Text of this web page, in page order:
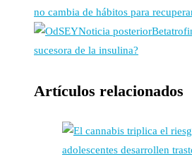
no cambia de hábitos para
Noticia posterior
sucesora de la insulina?
Artículos relacionados